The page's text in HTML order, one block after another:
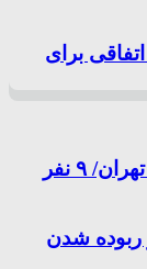
برای
سقوط آسانسور در میدان آرژانتین تهران/ ۹ نفر
شدن